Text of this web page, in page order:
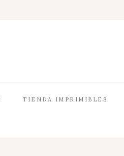
TIENDA IMPRIMIBLES